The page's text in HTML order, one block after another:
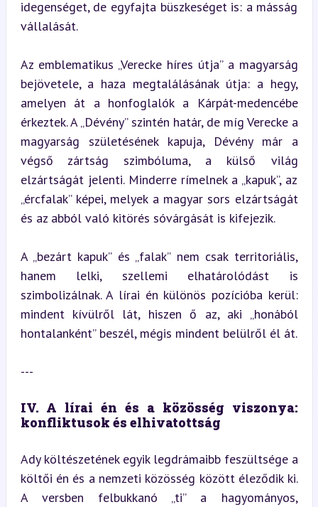
idegenséget, de egyfajta büszkeséget is: a másság
vállalását.
Az emblematikus „Verecke híres útja” a magyarság
bejövetele, a haza megtalálásának útja: a hegy,
amelyen át a honfoglalók a Kárpát-medencébe
érkeztek. A „Dévény” szintén határ, de míg Verecke a
magyarság születésének kapuja, Dévény már a
végső zártság szimbóluma, a külső világ
elzártságát jelenti. Minderre rímelnek a „kapuk”, az
„ércfalak” képei, melyek a magyar sors elzártságát
és az abból való kitörés sóvárgását is kifejezik.
A „bezárt kapuk” és „falak” nem csak territoriális,
hanem lelki, szellemi elhatárolódást is
szimbolizálnak. A lírai én különös pozícióba kerül:
mindent kívülről lát, hiszen ő az, aki „honából
hontalanként” beszél, mégis mindent belülről él át.
---
IV. A lírai én és a közösség viszonya:
konfliktusok és elhivatottság
Ady költészetének egyik legdrámaibb feszültsége a
költői én és a nemzeti közösség között éleződik ki.
A versben felbukkanó „ti” a hagyományos,